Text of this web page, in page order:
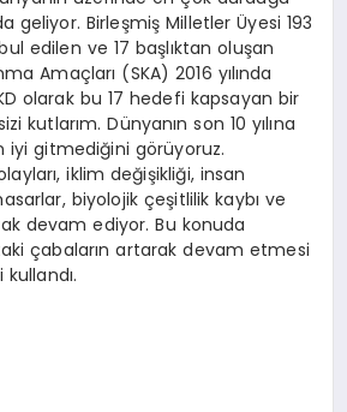
geliyor. Birleşmiş Milletler Üyesi 193
edilen ve 17 başlıktan oluşan
Amaçları (SKA) 2016 yılında
olarak bu 17 hedefi kapsayan bir
kutlarım. Dünyanın son 10 yılına
iyi gitmediğini görüyoruz.
iklim değişikliği, insan
biyolojik çeşitlilik kaybı ve
devam ediyor. Bu konuda
çabaların artarak devam etmesi